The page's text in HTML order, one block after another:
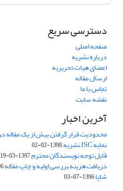
دسترسی سریع
صفحه اصلی
درباره نشریه
اعضای هیات تحریریه
ارسال مقاله
تماس با ما
نقشه سایت
آخرین اخبار
محدودیت قرار گرفتن بیش از یک مقاله در
نمایه ISC نشریه 1398-02-02
قابل توجه نویسندگان محترم1397-03-19
دریافت هزینه بررسی اولیه و چاپ مقاله
شاپا1396-07-03